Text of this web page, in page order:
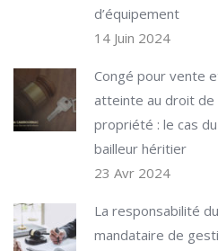
d’équipement
14 Juin 2024
Congé pour vente
atteinte au droit de
propriété : le cas du
bailleur héritier
23 Avr 2024
La responsabilité du
mandataire de